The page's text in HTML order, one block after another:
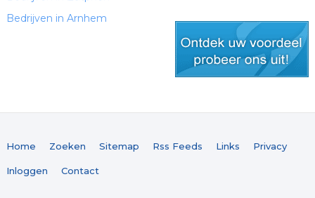
Bedrijven in Arnhem
Home Zoeken Sitemap Rss Feeds Links Privacy
Inloggen Contact